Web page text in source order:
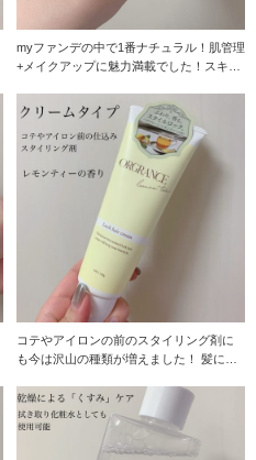
myファンデの中で1番ナチュラル！肌管理
+メイクアップに魅力満載でした！スキン
コテやアイロンの前のスタイリング剤に
も今は沢山の種類が増えました！ 髪に馴